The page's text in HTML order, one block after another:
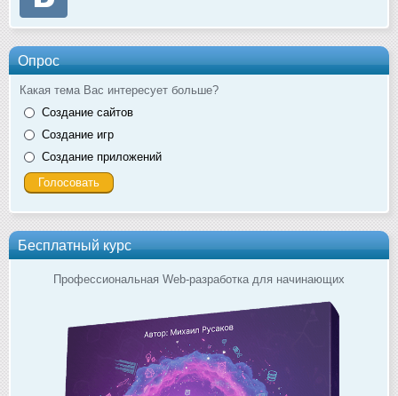
Опрос
Какая тема Вас интересует больше?
Создание сайтов
Создание игр
Создание приложений
Бесплатный курс
Профессиональная Web-разработка для начинающих